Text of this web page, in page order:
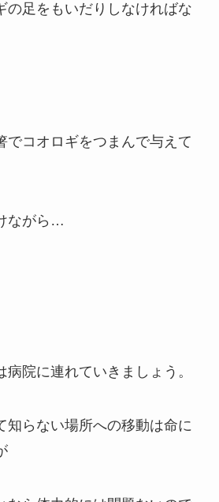
の足をもいだりしなければな
でコオロギをつまんで与えて
ながら…
病院に連れていきましょう。
知らない場所への移動は命に